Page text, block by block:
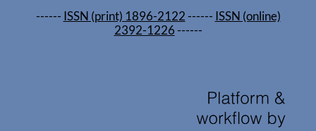
------ ISSN (print) 1896-2122------ ISSN (online)
2392-1226------